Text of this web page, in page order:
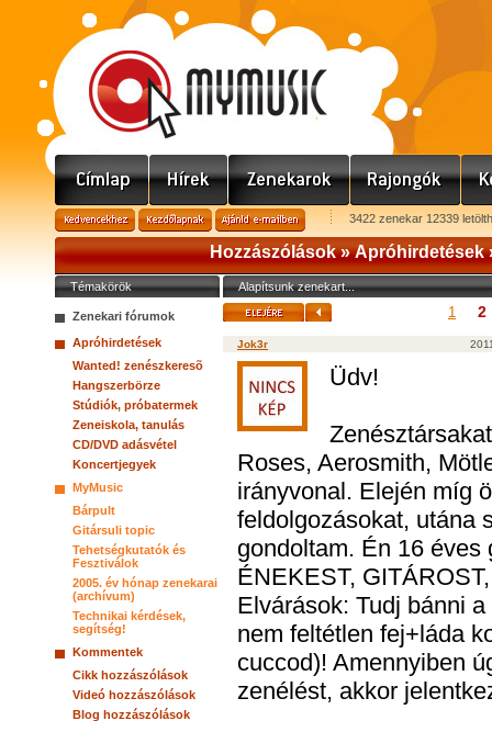
3422 zenekar 12339
Hozzászólások »Apróhirdetések
Témakörök
Zenekari fórumok
Apróhirdetések
Wanted! zenészkeresõ
Hangszerbörze
Stúdiók, próbatermek
Zeneiskola, tanulás
CD/DVD adásvétel
Koncertjegyek
MyMusic
Bárpult
Gitársuli topic
Tehetségkutatók és
Fesztiválok
2005. év hónap zenekarai
(archívum)
Technikai kérdések,
segítség!
Kommentek
Cikk hozzászólások
Videó hozzászólások
Blog hozzászólások
Alapítsunk zenekart...
1 2
Jok3r
Üdv!
Roses, Aerosmith,
irányvonal. Elején míg
feldolgozásokat, utána
gondoltam. Én 16
ÉNEKEST,
Elvárások: Tudj bánni
nem feltétlen fej+láda
cuccod)! Amennyiben
zenélést, akkor